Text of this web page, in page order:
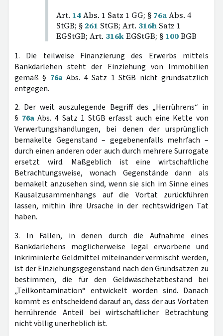
Art. 14Abs. 1 Satz 1 GG; § 76aAbs. 4
StGB; § 261 StGB; Art. 316h Satz 1
EGStGB; Art. 316kEGStGB; § 100BGB
1. Die teilweise Finanzierung des Erwerbs mittels
Bankdarlehen steht der Einziehung von Immobilien
gemäß § 76a Abs. 4 Satz 1 StGB nicht grundsätzlich
entgegen.
2. Der weit auszulegende Begriff des „Herrührens“ in
§ 76a Abs. 4 Satz 1 StGB erfasst auch eine Kette von
Verwertungshandlungen, bei denen der ursprünglich
bemakelte Gegenstand – gegebenenfalls mehrfach –
durch einen anderen oder auch durch mehrere Surrogate
ersetzt wird. Maßgeblich ist eine wirtschaftliche
Betrachtungsweise, wonach Gegenstände dann als
bemakelt anzusehen sind, wenn sie sich im Sinne eines
Kausalzusammenhangs auf die Vortat zurückführen
lassen, mithin ihre Ursache in der rechtswidrigen Tat
haben.
3. In Fällen, in denen durch die Aufnahme eines
Bankdarlehens möglicherweise legal erworbene und
inkriminierte Geldmittel miteinander vermischt werden,
ist der Einziehungsgegenstand nach den Grundsätzen zu
bestimmen, die für den Geldwäschetatbestand bei
„Teilkontamination“ entwickelt worden sind. Danach
kommt es entscheidend darauf an, dass der aus Vortaten
herrührende Anteil bei wirtschaftlicher Betrachtung
nicht völlig unerheblich ist.